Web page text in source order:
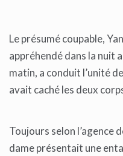
Le présumé coupable,
appréhendé dans la nuit
matin, a conduit l’unité
avait caché les deux
Toujours selon l’agence
dame présentait une